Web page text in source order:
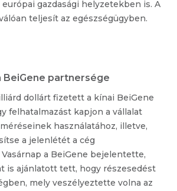
gazdasági helyzetekben is. A
teljesít az egészségügyben.
BeiGene partnersége
dollárt fizetett a kínai BeiGene
felhatalmazást kapjon a vállalat
használatához, illetve,
a jelenlétét a cég
a BeiGene bejelentette,
is ajánlatott tett, hogy részesedést
mely veszélyeztette volna az